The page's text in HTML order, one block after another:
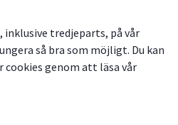
inklusive tredjeparts, på vår
så bra som möjligt. Du kan
cookies genom att läsa vår